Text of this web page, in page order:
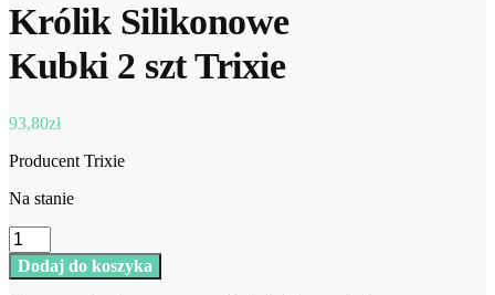
Królik Silikonowe
Kubki 2 szt Trixie
93,80zł
Producent Trixie
Na stanie
ilość
Królik
Silikonowe
Dodaj do koszyka